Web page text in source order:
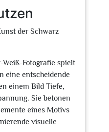
der Schwarz
Weiß-Fotografie spielt
eine entscheidende
einem Bild Tiefe,
Sie betonen
eines Motivs
visuelle